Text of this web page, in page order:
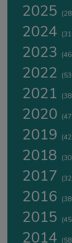
2025
2024
2023
2022
2021
2020
2019
2018
2017
2016
2015
2014